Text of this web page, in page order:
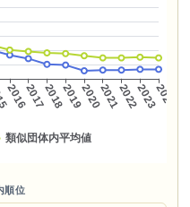
順位